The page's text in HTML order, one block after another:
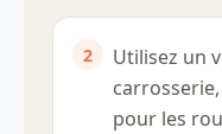
Utilisez un
pour les